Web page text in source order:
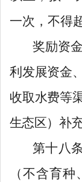
一次，不得
奖励资
利发展资金
收取水费等
生态区）补充
第十八
（不含育